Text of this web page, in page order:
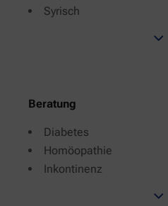
Syrisch
Beratung
Diabetes
Homöopathie
Inkontinenz